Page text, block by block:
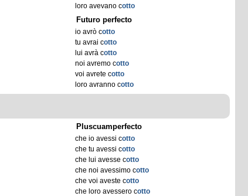
loro avevano cotto
Futuro perfecto
io avrò cotto
tu avrai cotto
lui avrà cotto
noi avremo cotto
voi avrete cotto
loro avranno cotto
Pluscuamperfecto
che io avessi cotto
che tu avessi cotto
che lui avesse cotto
che noi avessimo cotto
che voi aveste cotto
che loro avessero cotto